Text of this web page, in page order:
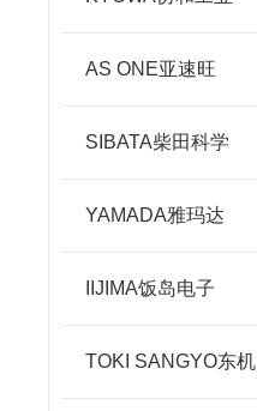
AS ONE亚速旺
SIBATA柴田科学
YAMADA雅玛达
IIJIMA饭岛电子
TOKI SANGYO东机